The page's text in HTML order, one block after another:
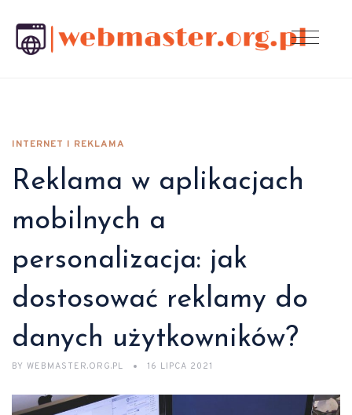
INTERNET I REKLAMA
Reklama w aplikacjach
mobilnych a
personalizacja: jak
dostosować reklamy do
danych użytkowników?
BY WEBMASTER.ORG.PL 16 LIPCA 2021